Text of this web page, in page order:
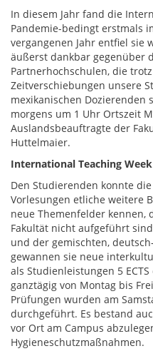
In diesem Jahr fand die
Pandemie-bedingt erstmals
vergangenen Jahr entfiel sie
äußerst dankbar gegenüber
Partnerhochschulen, die
Zeitverschiebungen unsere
mexikanischen Dozierenden
morgens um 1 Uhr Ortszeit
Auslandsbeauftragte der
Huttelmaier.
International Teaching
Den Studierenden konnte
Vorlesungen etliche weitere
neue Themenfelder kennen,
Fakultät nicht aufgeführt
und der gemischten,
gewannen sie neue
als Studienleistungen 5
ganztägig von Montag bis
Prüfungen wurden am
durchgeführt. Es bestand
vor Ort am Campus
Hygieneschutzmaßnahmen.